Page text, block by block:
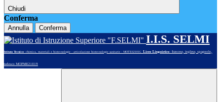
Chiudi
Conferma
Annulla Conferma
I.I.S. SELMI
Istituto Tecnico: chimica, materiali e biotecnologie - articolazione biotecnologie sanitarie - MOTE02101G Liceo Linguistico: francese, inglese, spagnolo,
tedesco MOPM021019